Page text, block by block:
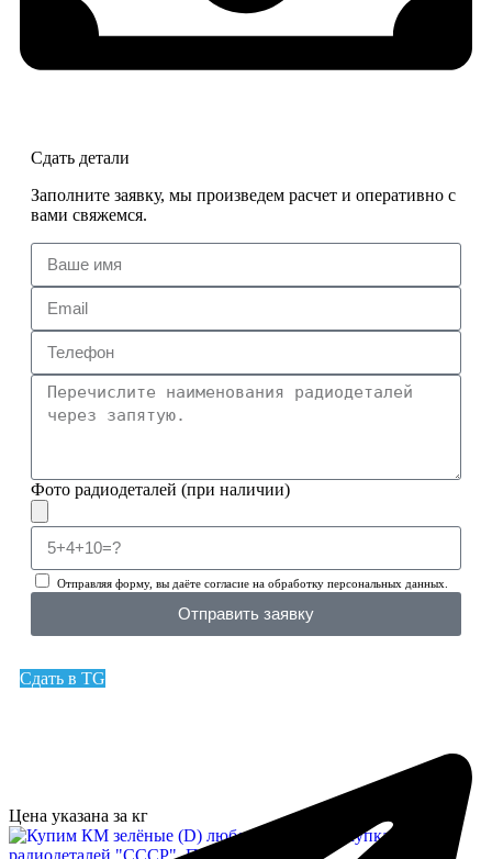
Сдать детали
Заполните заявку, мы произведем расчет и оперативно с
вами свяжемся.
Фото радиодеталей (при наличии)
Отправляя форму, вы даёте согласие на обработку персональных данных.
Отправить заявку
Сдать в TG
Цена указана за кг